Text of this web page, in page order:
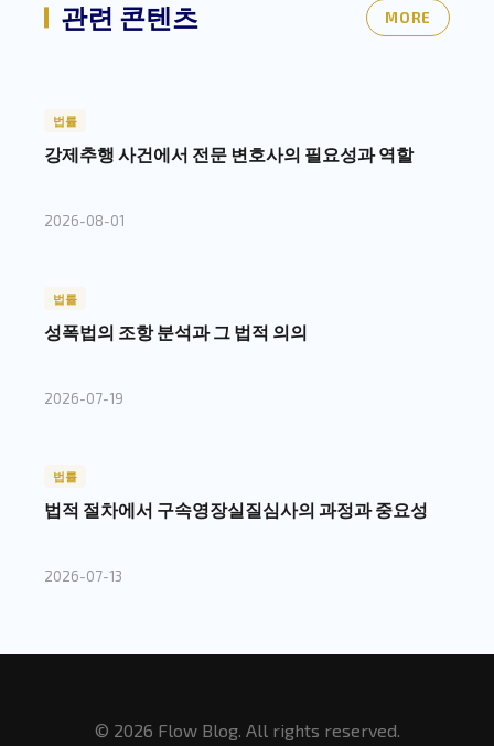
관련 콘텐츠 MORE
법률
강제추행 사건에서 전문 변호사의 필요성과 역할
2026-08-01
법률
성폭법의 조항 분석과 그 법적 의의
2026-07-19
법률
법적 절차에서 구속영장실질심사의 과정과 중요성
2026-07-13
© 2026 Flow Blog. All rights reserved.